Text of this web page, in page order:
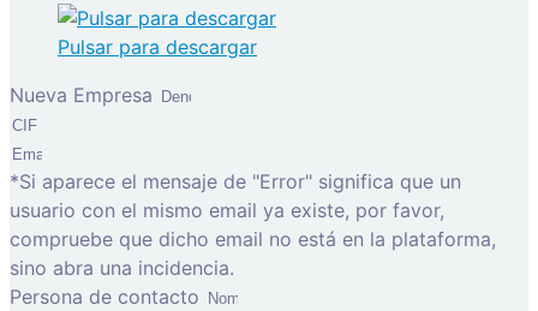
Pulsar para descargar
Nueva Empresa
*Si aparece el mensaje de "Error" significa que un
usuario con el mismo email ya existe, por favor,
compruebe que dicho email no está en la plataforma,
sino abra una incidencia.
Persona de contacto